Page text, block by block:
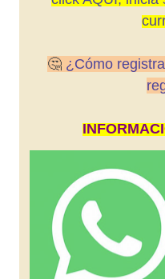
🤔 ¿Cómo